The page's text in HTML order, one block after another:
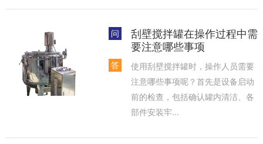
问
刮壁搅拌罐在操作过程中需
要注意哪些事项
答
使用刮壁搅拌罐时，操作人员需要
注意哪些事项呢？首先是设备启动
前的检查，包括确认罐内清洁、各
部件安装牢...